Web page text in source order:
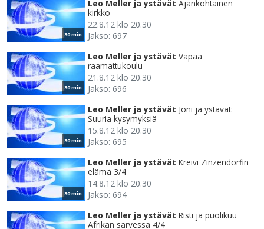
30 min
Leo Meller ja ystävät Ajankohtainen
kirkko
22.8.12 klo 20.30
Jakso: 697
30 min
Leo Meller ja ystävät Vapaa
raamattukoulu
21.8.12 klo 20.30
Jakso: 696
30 min
Leo Meller ja ystävät Joni ja ystävät:
Suuria kysymyksiä
15.8.12 klo 20.30
Jakso: 695
30 min
Leo Meller ja ystävät Kreivi Zinzendorfin
elämä 3/4
14.8.12 klo 20.30
Jakso: 694
Leo Meller ja ystävät Risti ja puolikuu
Afrikan sarvessa 4/4